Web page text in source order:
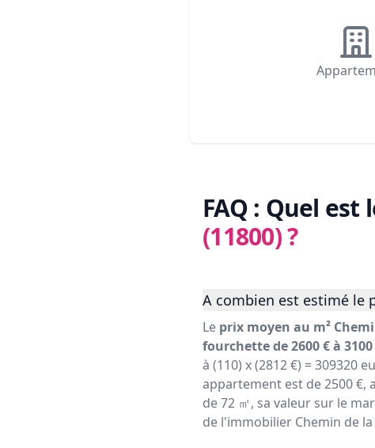
FAQ : Quel est
(11800)?
A combien est estimé le
Le prix moyen au m²
fourchette de 2600 € à 3100
à (110) x (2812 €) = 309320
appartement est de 2500 €,
de 72 ㎡, sa valeur sur le
de l'immobilier Chemin de la